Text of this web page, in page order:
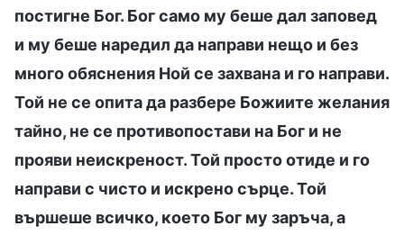
постигне Бог. Бог само му беше дал заповед
и му беше наредил да направи нещо и без
много обяснения Ной се захвана и го направи.
Той не се опита да разбере Божиите желания
тайно, не се противопостави на Бог и не
прояви неискреност. Той просто отиде и го
направи с чисто и искрено сърце. Той
вършеше всичко, което Бог му заръча, а